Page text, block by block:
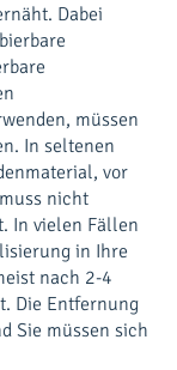
Dabei
müssen
In seltenen
vor
nicht
In vielen Fällen
in Ihre
nach 2-4
Die Entfernung
Sie müssen sich